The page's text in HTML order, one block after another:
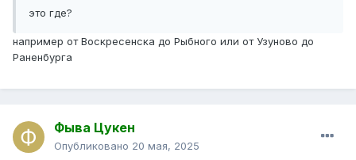
это где?
например от Воскресенска до Рыбного или от Узуново до
Раненбурга
Фыва Цукен
Опубликовано 20 мая, 2025